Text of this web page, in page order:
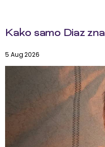
Kako samo Diaz zna
5 Aug 2026